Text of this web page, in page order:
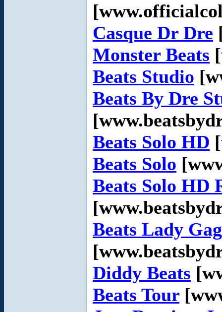
Casque Dr Dre
Monster Beats
Beats Studio
Beats By Dre
Beats Solo HD
Beats Solo
Beats Solo HD
Beats Lady
Diddy Beats
Beats Tour